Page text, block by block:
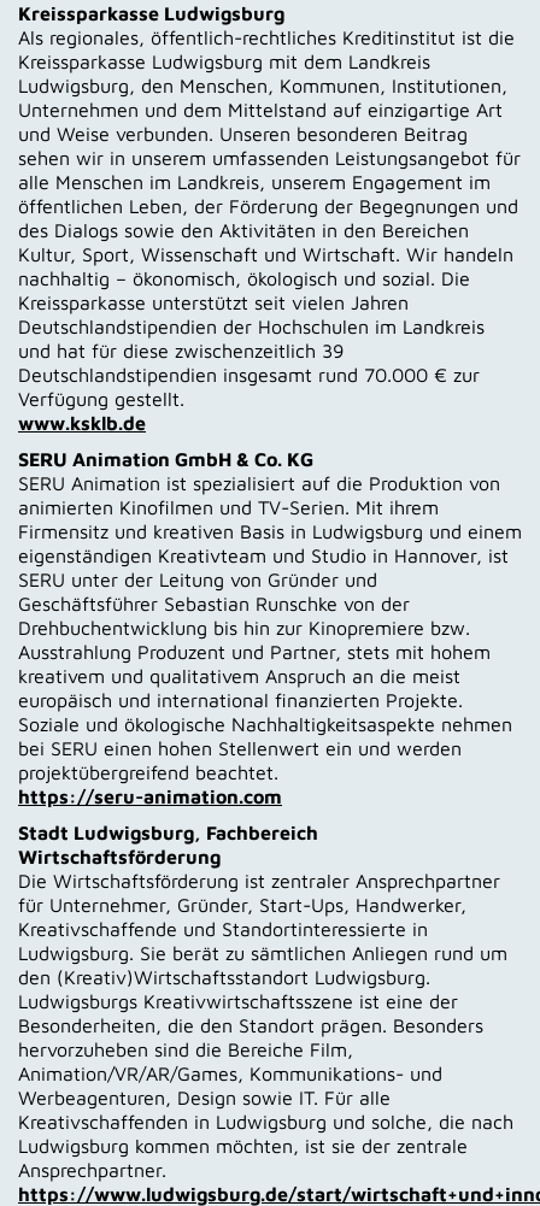
Kreissparkasse Ludwigsburg
Als regionales, öffentlich-rechtliches Kreditinstitut ist die
Kreissparkasse Ludwigsburg mit dem Landkreis
Ludwigsburg, den Menschen, Kommunen, Institutionen,
Unternehmen und dem Mittelstand auf einzigartige Art
und Weise verbunden. Unseren besonderen Beitrag
sehen wir in unserem umfassenden Leistungsangebot für
alle Menschen im Landkreis, unserem Engagement im
öffentlichen Leben, der Förderung der Begegnungen und
des Dialogs sowie den Aktivitäten in den Bereichen
Kultur, Sport, Wissenschaft und Wirtschaft. Wir handeln
nachhaltig – ökonomisch, ökologisch und sozial. Die
Kreissparkasse unterstützt seit vielen Jahren
Deutschlandstipendien der Hochschulen im Landkreis
und hat für diese zwischenzeitlich 39
Deutschlandstipendien insgesamt rund 70.000 € zur
Verfügung gestellt.
www.ksklb.de
SERU Animation GmbH & Co. KG
SERU Animation ist spezialisiert auf die Produktion von
animierten Kinofilmen und TV-Serien. Mit ihrem
Firmensitz und kreativen Basis in Ludwigsburg und einem
eigenständigen Kreativteam und Studio in Hannover, ist
SERU unter der Leitung von Gründer und
Geschäftsführer Sebastian Runschke von der
Drehbuchentwicklung bis hin zur Kinopremiere bzw.
Ausstrahlung Produzent und Partner, stets mit hohem
kreativem und qualitativem Anspruch an die meist
europäisch und international finanzierten Projekte.
Soziale und ökologische Nachhaltigkeitsaspekte nehmen
bei SERU einen hohen Stellenwert ein und werden
projektübergreifend beachtet.
https://seru-animation.com
Stadt Ludwigsburg, Fachbereich
Wirtschaftsförderung
Die Wirtschaftsförderung ist zentraler Ansprechpartner
für Unternehmer, Gründer, Start-Ups, Handwerker,
Kreativschaffende und Standortinteressierte in
Ludwigsburg. Sie berät zu sämtlichen Anliegen rund um
den (Kreativ)Wirtschaftsstandort Ludwigsburg.
Ludwigsburgs Kreativwirtschaftsszene ist eine der
Besonderheiten, die den Standort prägen. Besonders
hervorzuheben sind die Bereiche Film,
Animation/VR/AR/Games, Kommunikations- und
Werbeagenturen, Design sowie IT. Für alle
Kreativschaffenden in Ludwigsburg und solche, die nach
Ludwigsburg kommen möchten, ist sie der zentrale
Ansprechpartner.
https://www.ludwigsburg.de/start/